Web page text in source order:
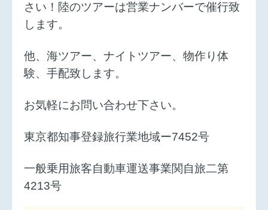
さい！陸のツアーは営業ナンバーで催行致
します。
他、海ツアー、ナイトツアー、物作り体
験、手配致します。
お気軽にお問い合わせ下さい。
東京都知事登録旅行業地域ー7452号
一般乗用旅客自動車運送事業関自旅二第
4213号